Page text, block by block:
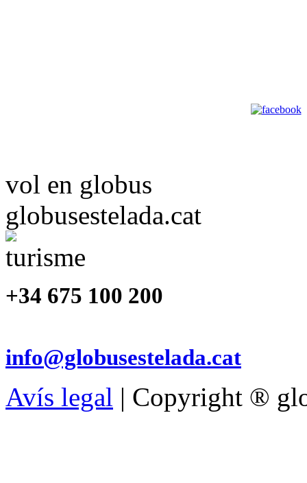
vol en globus
globusestelada.cat
+34 675 100 200
info@globusestelada.cat
Avís legal | Copyright ®